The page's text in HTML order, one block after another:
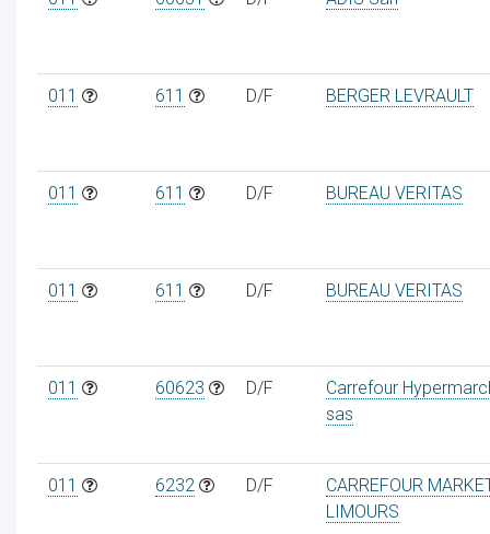
011 611 D/F BERGER LEVRAULT
011 611 D/F BUREAU VERITAS
011 611 D/F BUREAU VERITAS
011 60623 D/F
Carrefour
sas
011 6232 D/F
CARREFOUR
LIMOURS